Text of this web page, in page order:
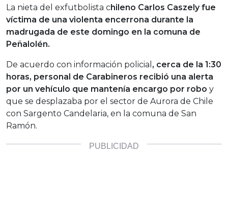
La nieta del exfutbolista chileno Carlos Caszely fue
víctima de una violenta encerrona durante la
madrugada de este domingo en la comuna de
Peñalolén.
De acuerdo con información policial , cerca de la 1:30
horas, personal de Carabineros recibió una alerta
por un vehículo que mantenía encargo por robo y
que se desplazaba por el sector de Aurora de Chile
con Sargento Candelaria, en la comuna de San
Ramón.